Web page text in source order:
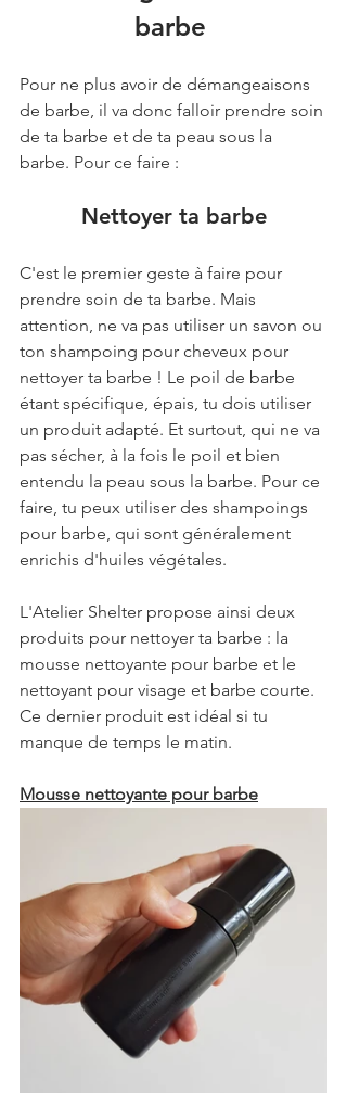
barbe
Pour ne plus avoir de démangeaisons
de barbe, il va donc falloir prendre soin
de ta barbe et de ta peau sous la
barbe. Pour ce faire :
Nettoyer ta barbe
C'est le premier geste à faire pour
prendre soin de ta barbe. Mais
attention, ne va pas utiliser un savon ou
ton shampoing pour cheveux pour
nettoyer ta barbe ! Le poil de barbe
étant spécifique, épais, tu dois utiliser
un produit adapté. Et surtout, qui ne va
pas sécher, à la fois le poil et bien
entendu la peau sous la barbe. Pour ce
faire, tu peux utiliser des shampoings
pour barbe, qui sont généralement
enrichis d'huiles végétales.
L'Atelier Shelter propose ainsi deux
produits pour nettoyer ta barbe : la
mousse nettoyante pour barbe et le
nettoyant pour visage et barbe courte.
Ce dernier produit est idéal si tu
manque de temps le matin.
Mousse nettoyante pour barbe